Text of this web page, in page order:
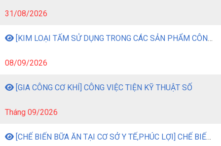
31/08/2026
[KIM LOẠI TẤM SỬ DỤNG TRONG CÁC SẢN PHẨM CÔNG NGHIỆP] CÔNG VIỆC GIA CÔNG KIM LOẠI TẤM BẰNG MÁY MÓC
08/09/2026
[GIA CÔNG CƠ KHÍ] CÔNG VIỆC TIỆN KỸ THUẬT SỐ
Tháng 09/2026
[CHẾ BIẾN BỮA ĂN TẠI CƠ SỞ Y TẾ,PHÚC LỢI] CHẾ BIẾN BỮA ĂN TẠI CƠ SỞ Y TẾ, PHÚC LỢI